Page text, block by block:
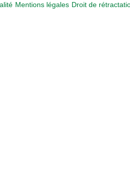
Mentions légales Droit de